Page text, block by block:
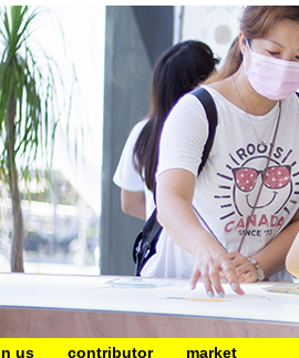
us contributor market